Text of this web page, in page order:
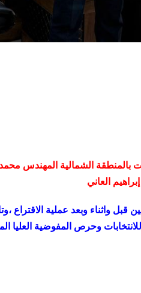
بالمنطقة الشمالية المهندس
العاني
واثناء وبعد عملية الاقتراع
وحرص المفوضية العليا